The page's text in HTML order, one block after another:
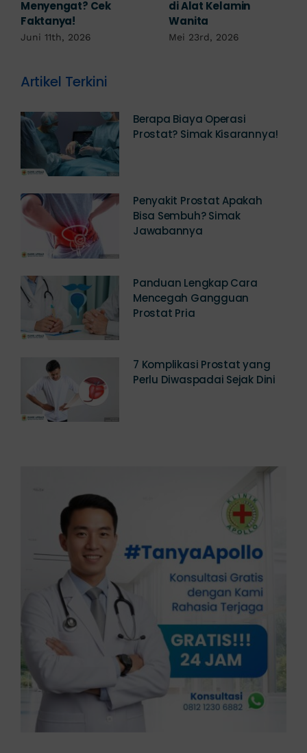
Menyengat? Cek
Faktanya!
Juni 11th, 2026
di Alat Kelamin
Wanita
Mei 23rd, 2026
Artikel Terkini
Berapa Biaya Operasi
Prostat? Simak Kisarannya!
Penyakit Prostat Apakah
Bisa Sembuh? Simak
Jawabannya
Panduan Lengkap Cara
Mencegah Gangguan
Prostat Pria
7 Komplikasi Prostat yang
Perlu Diwaspadai Sejak Dini